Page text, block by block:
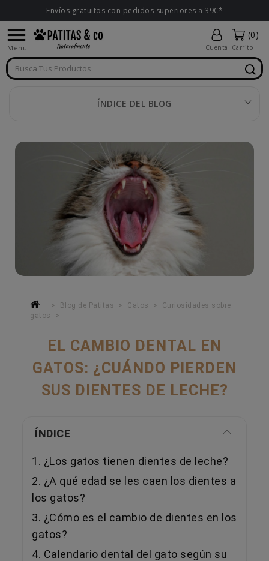
Envíos gratuitos con pedidos superiores a 39€*

Menu Cuenta
(0)
Carrito
ÍNDICE DEL BLOG
Blog de Patitas Gatos
Curiosidades sobre
gatos
EL CAMBIO DENTAL EN
GATOS: ¿CUÁNDO PIERDEN
SUS DIENTES DE LECHE?
ÍNDICE
1. ¿Los gatos tienen dientes de leche?
2. ¿A qué edad se les caen los dientes a
los gatos?
3. ¿Cómo es el cambio de dientes en los
gatos?
4. Calendario dental del gato según su